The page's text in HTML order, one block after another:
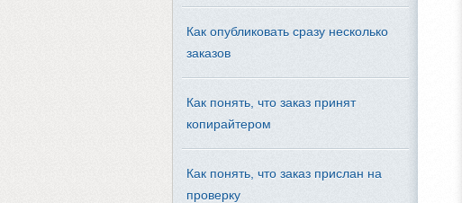
Как опубликовать сразу несколько
заказов
Как понять, что заказ принят
копирайтером
Как понять, что заказ прислан на
проверку